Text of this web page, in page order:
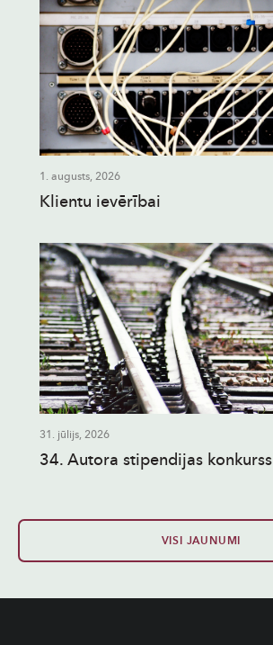
1. augusts, 2026
Klientu ievērībai
31. jūlijs, 2026
34. Autora stipendijas konkurss
VISI JAUNUMI